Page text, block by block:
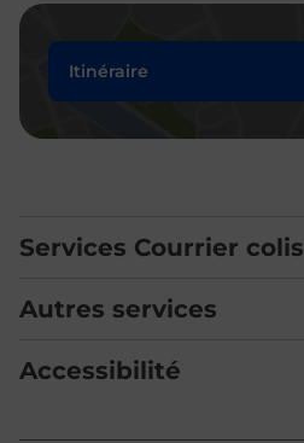
Itinéraire
Services Courrier colis
Autres services
Accessibilité